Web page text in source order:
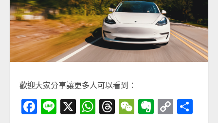
歡迎大家分享讓更多人可以看到：
Facebook
Line
X WhatsApp
Threads
WeChat
Evernote
Copy